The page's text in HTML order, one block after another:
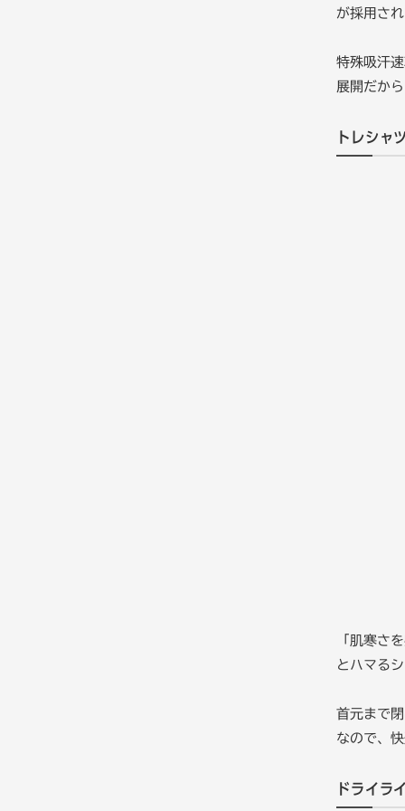
が採用さ
特殊吸汗
展開だか
トレシャツ
「肌寒さ
とハマる
首元まで
なので、
ドライラ